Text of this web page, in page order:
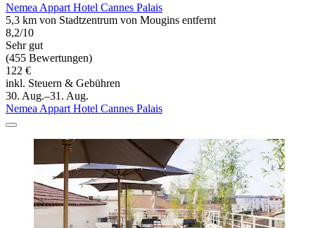
Nemea Appart Hotel Cannes Palais
5,3 km von Stadtzentrum von Mougins entfernt
8,2/10
Sehr gut
(455 Bewertungen)
122 €
inkl. Steuern & Gebühren
30. Aug.–31. Aug.
Nemea Appart Hotel Cannes Palais